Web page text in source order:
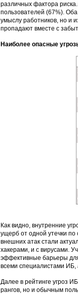
различных фактора
пользователей (67%).
умыслу работников, но и
пропадают вместе с
Наиболее опасные
Как видно, внутренние
ущерб от одной утечки
внешних атак стали
хакерами, и с вирусами.
эффективные барьеры
всеми специалистами ИБ,
Далее в рейтинге угроз
рангов, но и обычным